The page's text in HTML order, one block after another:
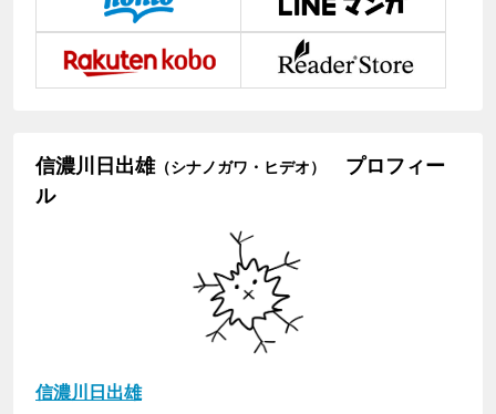
信濃川日出雄（シナノガワ・ヒデオ）
プロフィー
ル
信濃川日出雄